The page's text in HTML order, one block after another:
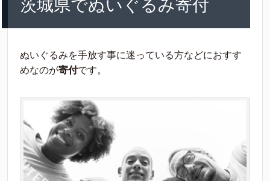
茨城県でぬいぐるみ寄付
ぬいぐるみを手放す事に迷っている方などにおすす
めなのが寄付です。